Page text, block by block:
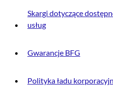
Skargi dotyczące
usług
Gwarancje BFG
Polityka ładu